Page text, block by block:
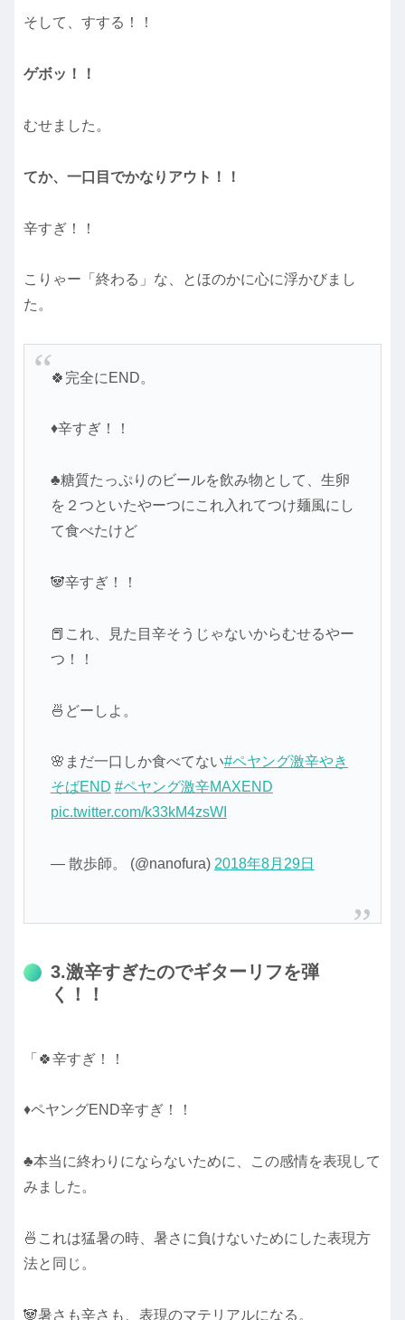
そして、すする！！
ゲボッ！！
むせました。
てか、一口目でかなりアウト！！
辛すぎ！！
こりゃー「終わる」な、とほのかに心に浮かびまし
た。
🍀完全にEND。
♦辛すぎ！！
♣糖質たっぷりのビールを飲み物として、生卵
を２つといたやーつにこれ入れてつけ麺風にし
て食べたけど
🐼辛すぎ！！
📕これ、見た目辛そうじゃないからむせるやー
つ！！
🍜どーしよ。
🌸まだ一口しか食べてない#ペヤング激辛やき
そばEND #ペヤング激辛MAXEND
pic.twitter.com/k33kM4zsWI
— 散歩師。 (@nanofura) 2018年8月29日
3.激辛すぎたのでギターリフを弾
く！！
「🍀辛すぎ！！
♦ペヤングEND辛すぎ！！
♣本当に終わりにならないために、この感情を表現して
みました。
🍜これは猛暑の時、暑さに負けないためにした表現方
法と同じ。
🐼暑さも辛さも、表現のマテリアルになる。